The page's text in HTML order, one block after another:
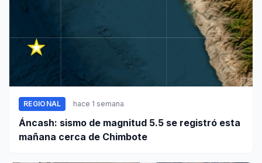
REGIONAL hace 1 semana
Áncash: sismo de magnitud 5.5 se registró esta
mañana cerca de Chimbote